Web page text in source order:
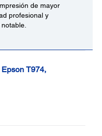
de mayor
profesional y
T974,